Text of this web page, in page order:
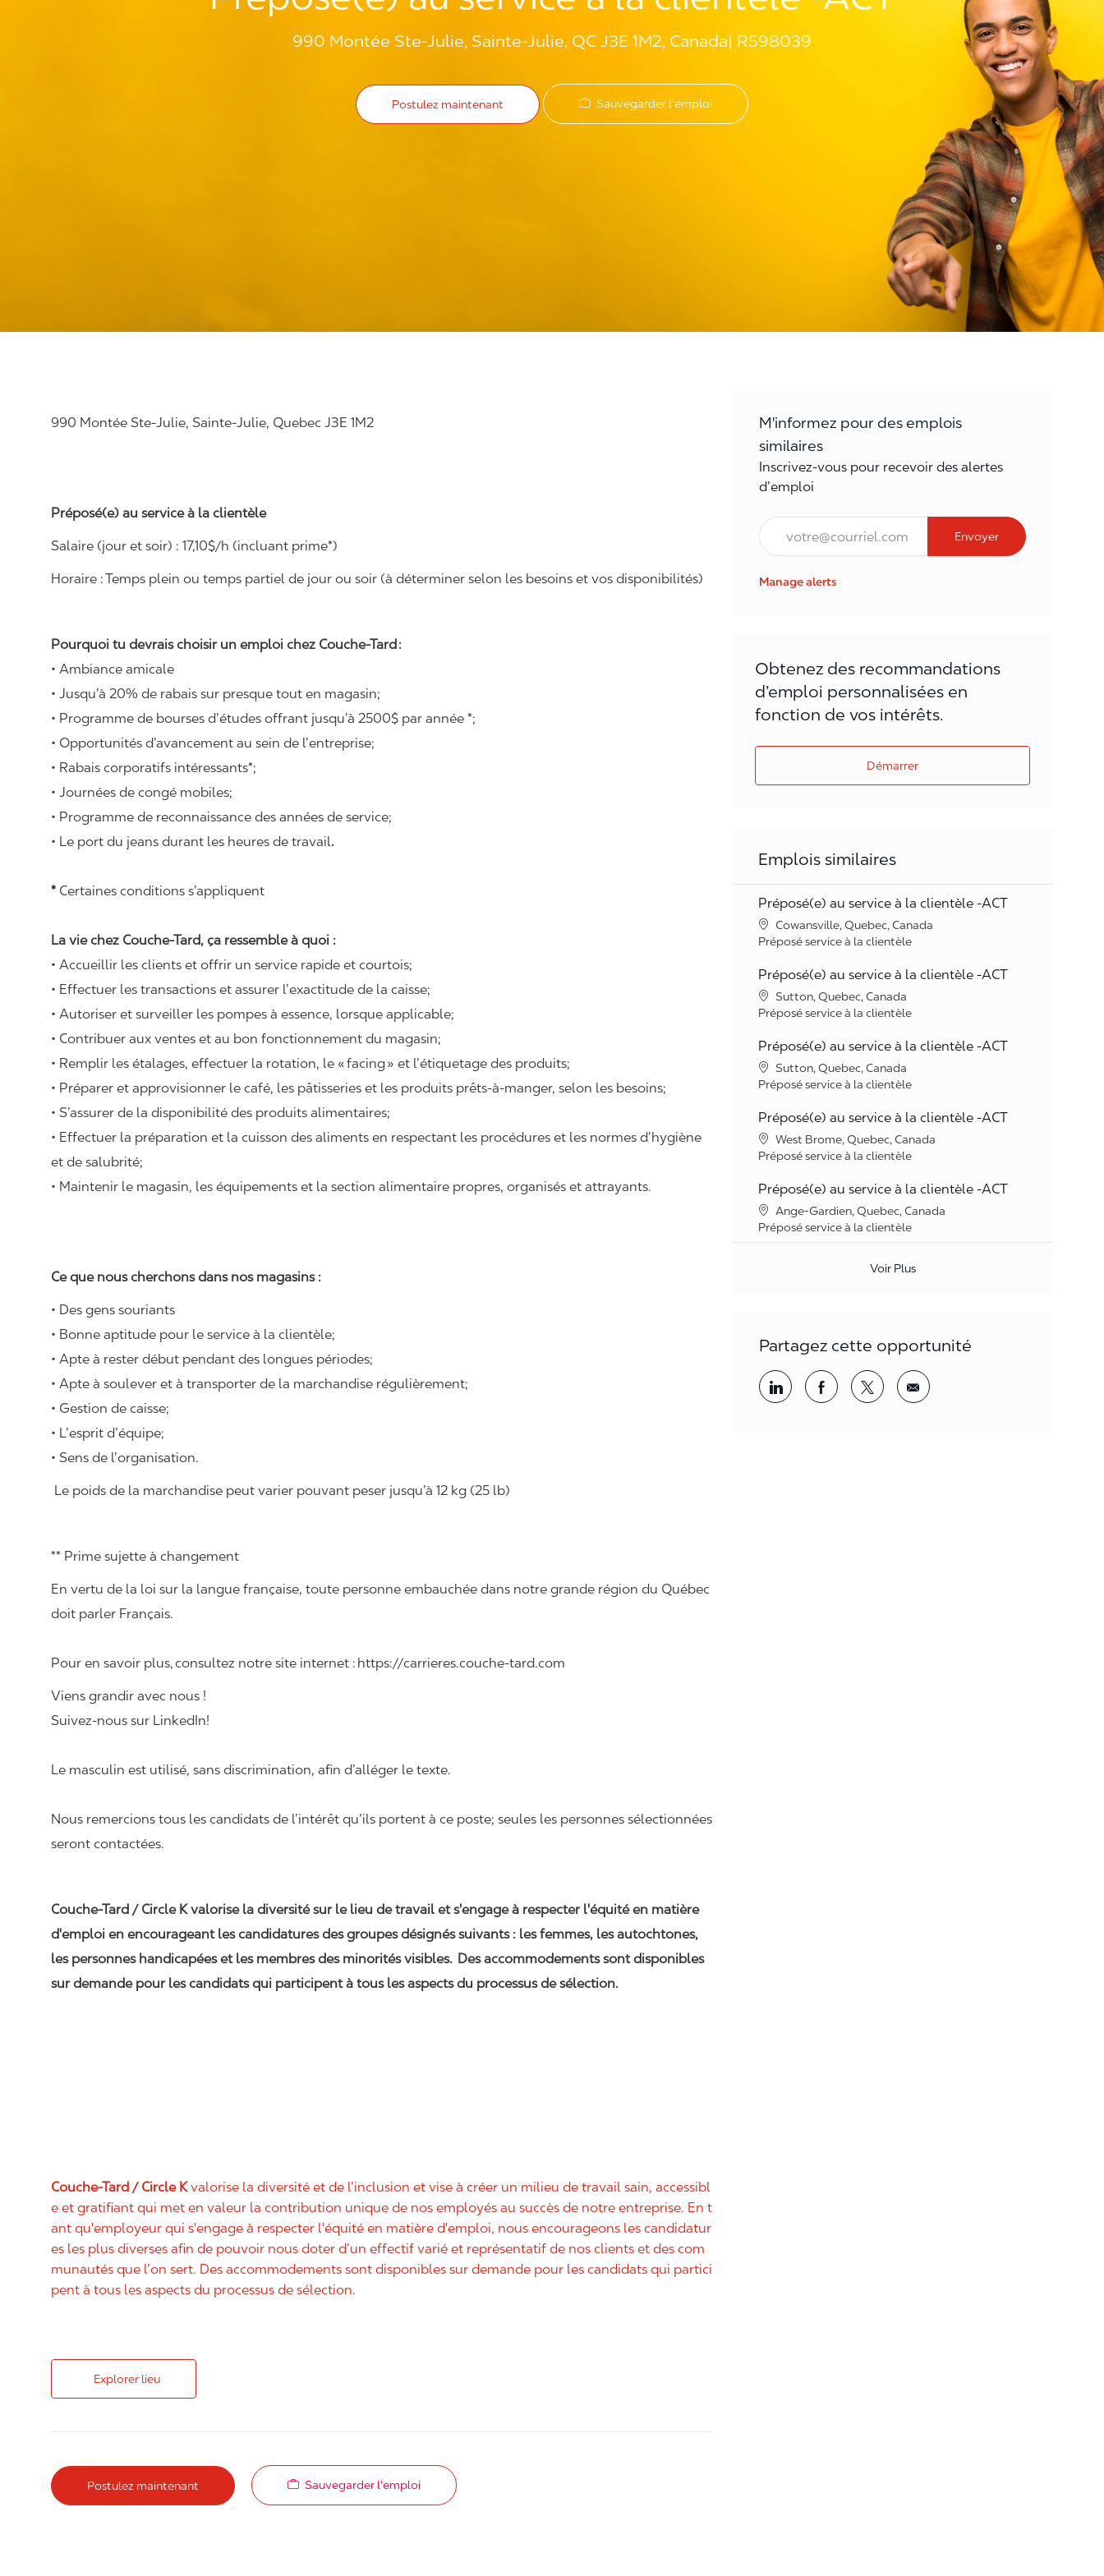
990 Montée Ste-Julie, Sainte-Julie, QC J3E 1M2, Canada R598039
Postulez maintenant Sauvegarder l'emploi
990 Montée Ste-Julie, Sainte-Julie, Quebec J3E 1M2
Préposé(e) au service à la clientèle
Salaire (jour et soir) : 17,10$/h (incluant prime*)
Horaire :Temps plein ou temps partiel de jour ou soir (à déterminer selon les besoins et vos disponibilités)
Pourquoi tu devrais choisir un emploi chez Couche-Tard :
• Ambiance amicale
• Jusqu’à 20% de rabais sur presque tout en magasin;
• Programme de bourses d’études offrant jusqu’à 2500$ par année *;
• Opportunités d’avancement au sein de l’entreprise;
• Rabais corporatifs intéressants*;
• Journées de congé mobiles;
• Programme de reconnaissance des années de service;
• Le port du jeans durant les heures de travail.
* Certaines conditions s’appliquent
La vie chez Couche-Tard, ça ressemble à quoi :
• Accueillir les clients et offrir un service rapide et courtois;
• Effectuer les transactions et assurer l’exactitude de la caisse;
• Autoriser et surveiller les pompes à essence, lorsque applicable;
• Contribuer aux ventes et au bon fonctionnement du magasin;
• Remplir les étalages, effectuer la rotation, le « facing » et l’étiquetage des produits;
• Préparer et approvisionner le café, les pâtisseries et les produits prêts-à-manger, selon les besoins;
• S’assurer de la disponibilité des produits alimentaires;
• Effectuer la préparation et la cuisson des aliments en respectant les procédures et les normes d’hygiène
et de salubrité;
• Maintenir le magasin, les équipements et la section alimentaire propres, organisés et attrayants.
Ce que nous cherchons dans nos magasins :
• Des gens souriants
• Bonne aptitude pour le service à la clientèle;
• Apte à rester début pendant des longues périodes;
• Apte à soulever et à transporter de la marchandise régulièrement;
• Gestion de caisse;
• L’esprit d’équipe;
• Sens de l’organisation.
Le poids de la marchandise peut varier pouvant peser jusqu’à 12 kg (25 lb)
** Prime sujette à changement
En vertu de la loi sur la langue française, toute personne embauchée dans notre grande région du Québec
doit parler Français.
Pour en savoir plus, consultez notre site internet : https://carrieres.couche-tard.com
Viens grandir avec nous !
Suivez-nous sur LinkedIn!
Le masculin est utilisé, sans discrimination, afin d’alléger le texte.
Nous remercions tous les candidats de l’intérêt qu’ils portent à ce poste; seules les personnes sélectionnées
seront contactées.
Couche-Tard / Circle K valorise la diversité sur le lieu de travail et s'engage à respecter l'équité en matière
d'emploi en encourageant les candidatures des groupes désignés suivants : les femmes, les autochtones,
les personnes handicapées et les membres des minorités visibles. Des accommodements sont disponibles
sur demande pour les candidats qui participent à tous les aspects du processus de sélection.
Couche-Tard / Circle Kvalorise la diversité et de l’inclusion et vise à créer un milieu de travail sain, accessibl
e et gratifiant qui met en valeur la contribution unique de nos employés au succès de notre entreprise. En t
ant qu'employeur qui s'engage à respecter l'équité en matière d'emploi, nous encourageons les candidatur
es les plus diverses afin de pouvoir nous doter d’un effectif varié et représentatif de nos clients et des com
munautés que l’on sert. Des accommodements sont disponibles sur demande pour les candidats qui partici
pent à tous les aspects du processus de sélection.
Explorer lieu
Postulez maintenant Sauvegarder l'emploi
M'informez pour des emplois
similaires
Inscrivez-vous pour recevoir des alertes
d’emploi
Courriel*
Envoyer
Manage alerts
Obtenez des recommandations
d’emploi personnalisées en
fonction de vos intérêts.
Démarrer
Emplois similaires
Préposé(e) au service à la clientèle -ACT
LieuCowansville, Quebec, Canada
Catégorie
Préposé service à la clientèle
Préposé(e) au service à la clientèle -ACT
LieuSutton, Quebec, Canada
Catégorie
Préposé service à la clientèle
Préposé(e) au service à la clientèle -ACT
LieuSutton, Quebec, Canada
Catégorie
Préposé service à la clientèle
Préposé(e) au service à la clientèle -ACT
LieuWest Brome, Quebec, Canada
Catégorie
Préposé service à la clientèle
Préposé(e) au service à la clientèle -ACT
LieuAnge-Gardien, Quebec, Canada
Catégorie
Préposé service à la clientèle
Voir Plus
Partagez cette opportunité
Partager par LinkedIn
Partager par Facebook
<span style='background-color:
<span style='background-